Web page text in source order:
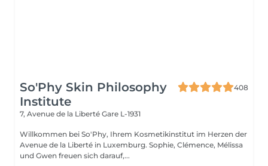
So'Phy Skin Philosophy
Institute
408
7, Avenue de la Liberté Gare L-1931
Willkommen bei So'Phy, Ihrem Kosmetikinstitut im Herzen der
Avenue de la Liberté in Luxemburg. Sophie, Clémence, Mélissa
und Gwen freuen sich darauf,...